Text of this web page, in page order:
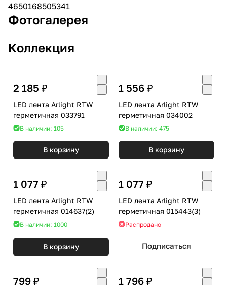
4650168505341
Фотогалерея
Коллекция
2 185 ₽
LED лента Arlight RTW
герметичная 033791
В наличии: 105
В корзину
1 556 ₽
LED лента Arlight RTW
герметичная 034002
В наличии: 475
В корзину
1 077 ₽
LED лента Arlight RTW
герметичная 014637(2)
В наличии: 1000
В корзину
1 077 ₽
LED лента Arlight RTW
герметичная 015443(3)
Распродано
Подписаться
799 ₽ 1 796 ₽